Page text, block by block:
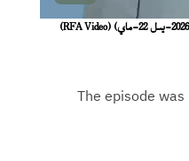
(RFA Video)